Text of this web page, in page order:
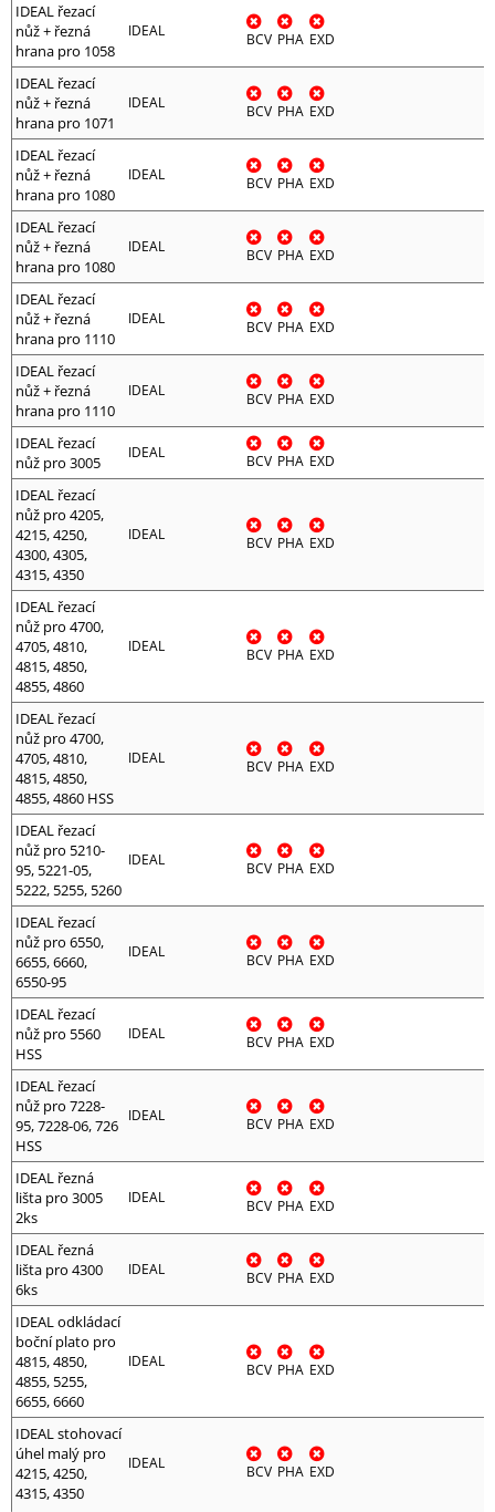
IDEAL řezací
nůž + řezná
hrana pro 1058
IDEAL BCV PHA EXD
IDEAL řezací
nůž + řezná
hrana pro 1071
IDEAL BCV PHA EXD
IDEAL řezací
nůž + řezná
hrana pro 1080
IDEAL BCV PHA EXD
IDEAL řezací
nůž + řezná
hrana pro 1080
IDEAL BCV PHA EXD
IDEAL řezací
nůž + řezná
hrana pro 1110
IDEAL BCV PHA EXD
IDEAL řezací
nůž + řezná
hrana pro 1110
IDEAL BCV PHA EXD
IDEAL řezací
nůž pro 3005
IDEAL BCV PHA EXD
IDEAL řezací
nůž pro 4205,
4215, 4250,
4300, 4305,
4315, 4350
IDEAL BCV PHA EXD
IDEAL řezací
nůž pro 4700,
4705, 4810,
4815, 4850,
4855, 4860
IDEAL BCV PHA EXD
IDEAL řezací
nůž pro 4700,
4705, 4810,
4815, 4850,
4855, 4860 HSS
IDEAL BCV PHA EXD
IDEAL řezací
nůž pro 5210-
95, 5221-05,
5222, 5255, 5260
IDEAL BCV PHA EXD
IDEAL řezací
nůž pro 6550,
6655, 6660,
6550-95
IDEAL BCV PHA EXD
IDEAL řezací
nůž pro 5560
HSS
IDEAL BCV PHA EXD
IDEAL řezací
nůž pro 7228-
95, 7228-06, 726
HSS
IDEAL BCV PHA EXD
IDEAL řezná
lišta pro 3005
2ks
IDEAL BCV PHA EXD
IDEAL řezná
lišta pro 4300
6ks
IDEAL BCV PHA EXD
IDEAL odkládací
boční plato pro
4815, 4850,
4855, 5255,
6655, 6660
IDEAL BCV PHA EXD
IDEAL stohovací
úhel malý pro
4215, 4250,
4315, 4350
IDEAL BCV PHA EXD